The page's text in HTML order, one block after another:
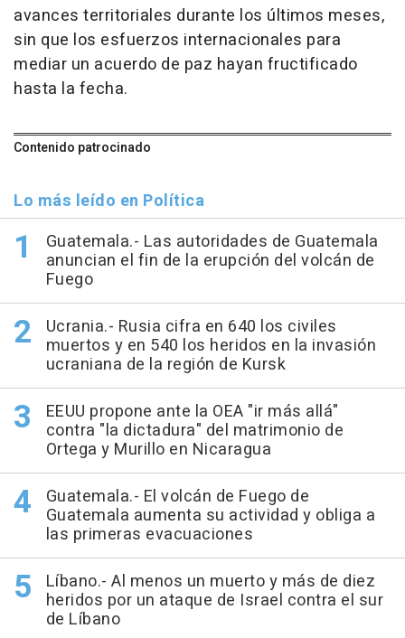
avances territoriales durante los últimos meses,
sin que los esfuerzos internacionales para
mediar un acuerdo de paz hayan fructificado
hasta la fecha.
Contenido patrocinado
Lo más leído en Política
Guatemala.- Las autoridades de Guatemala
anuncian el fin de la erupción del volcán de
Fuego
Ucrania.- Rusia cifra en 640 los civiles
muertos y en 540 los heridos en la invasión
ucraniana de la región de Kursk
EEUU propone ante la OEA "ir más allá"
contra "la dictadura" del matrimonio de
Ortega y Murillo en Nicaragua
Guatemala.- El volcán de Fuego de
Guatemala aumenta su actividad y obliga a
las primeras evacuaciones
Líbano.- Al menos un muerto y más de diez
heridos por un ataque de Israel contra el sur
de Líbano